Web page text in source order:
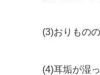
(3)おりもの
(4)耳垢が湿